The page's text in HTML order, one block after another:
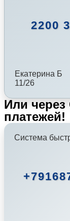
2200
Екатерина Б
11/26
Или
платежей!
Система